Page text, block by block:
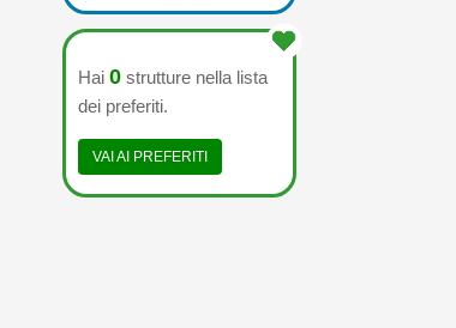
Hai 0 strutture nella lista
dei preferiti.
VAI AI PREFERITI